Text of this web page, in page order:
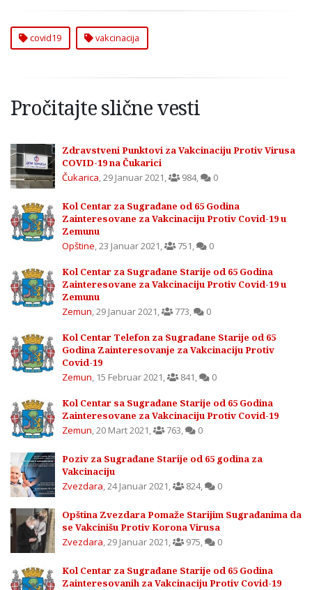
covid19 vakcinacija
Pročitajte slične vesti
Zdravstveni Punktovi za Vakcinaciju Protiv Virusa
COVID-19 na Čukarici
Čukarica,29 Januar 2021, 984, 0
Kol Centar za Sugrađane od 65 Godina
Zainteresovane za Vakcinaciju Protiv Covid-19 u
Zemunu
Opštine,23 Januar 2021, 751, 0
Kol Centar za Sugrađane Starije od 65 Godina
Zainteresovane za Vakcinaciju Protiv Covid-19 u
Zemunu
Zemun,29 Januar 2021, 773, 0
Kol Centar Telefon za Sugrađane Starije od 65
Godina Zainteresovanje za Vakcinaciju Protiv
Covid-19
Zemun, 15 Februar 2021, 841, 0
Kol Centar sa Sugrađane Starije od 65 Godina
Zainteresovane za Vakcinaciju Protiv Covid-19
Zemun,20 Mart 2021, 763, 0
Poziv za Sugrađane Starije od 65 godina za
Vakcinaciju
Zvezdara,24 Januar 2021, 824, 0
Opština Zvezdara Pomaže Starijim Sugrađanima da
se Vakcinišu Protiv Korona Virusa
Zvezdara,29 Januar 2021, 975, 0
Kol Centar za Sugrađane Starije od 65 Godina
Zainteresovanih za Vakcinaciju Protiv Covid-19